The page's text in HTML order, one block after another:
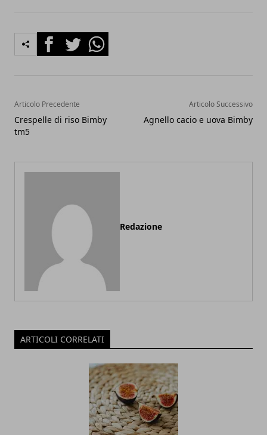
FacebookTwitterWhatsapp
Articolo Precedente
Crespelle di riso Bimby
tm5
Articolo Successivo
Agnello cacio e uova Bimby
Redazione
ARTICOLI CORRELATI